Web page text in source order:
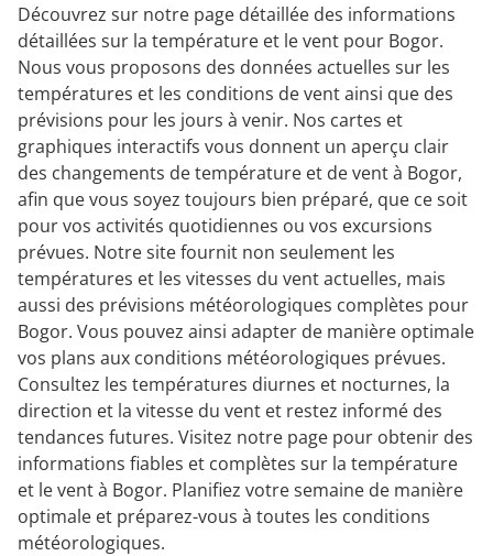
Découvrez sur notre page détaillée des informations
détaillées sur la température et le vent pour Bogor.
Nous vous proposons des données actuelles sur les
températures et les conditions de vent ainsi que des
prévisions pour les jours à venir. Nos cartes et
graphiques interactifs vous donnent un aperçu clair
des changements de température et de vent à Bogor,
afin que vous soyez toujours bien préparé, que ce soit
pour vos activités quotidiennes ou vos excursions
prévues. Notre site fournit non seulement les
températures et les vitesses du vent actuelles, mais
aussi des prévisions météorologiques complètes pour
Bogor. Vous pouvez ainsi adapter de manière optimale
vos plans aux conditions météorologiques prévues.
Consultez les températures diurnes et nocturnes, la
direction et la vitesse du vent et restez informé des
tendances futures. Visitez notre page pour obtenir des
informations fiables et complètes sur la température
et le vent à Bogor. Planifiez votre semaine de manière
optimale et préparez-vous à toutes les conditions
météorologiques.